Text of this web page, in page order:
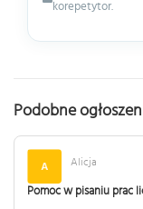
korepetytor.
Podobne
Alicja
Pomoc w pisaniu prac